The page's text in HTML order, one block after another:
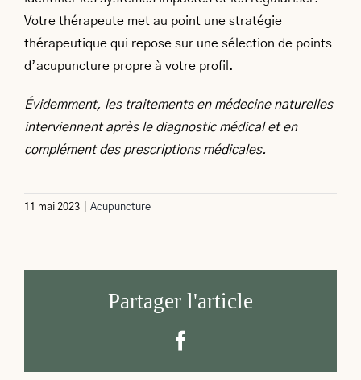
Votre thérapeute met au point une stratégie
thérapeutique qui repose sur une sélection de points
d’acupuncture propre à votre profil.
Évidemment, les traitements en médecine naturelles
interviennent après le diagnostic médical et en
complément des prescriptions médicales.
11 mai 2023 Acupuncture
Partager l'article